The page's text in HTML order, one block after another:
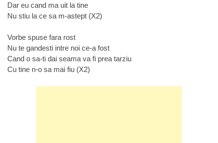
Dar eu cand ma uit la tine
Nu stiu la ce sa m-astept (X2)
Vorbe spuse fara rost
Nu te gandesti intre noi ce-a fost
Cand o sa-ti dai seama va fi prea tarziu
Cu tine n-o sa mai fiu (X2)